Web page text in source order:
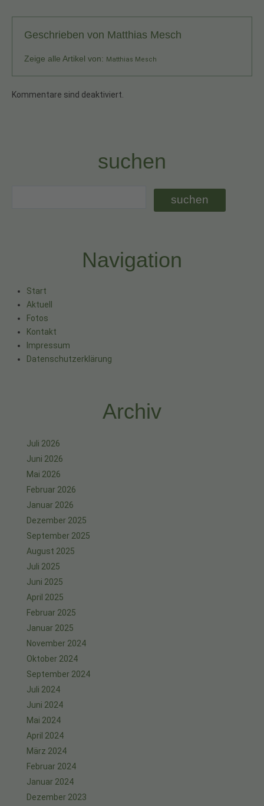
Geschrieben von Matthias Mesch
Zeige alle Artikel von: Matthias Mesch
Kommentare sind deaktiviert.
suchen
Navigation
Start
Aktuell
Fotos
Kontakt
Impressum
Datenschutzerklärung
Archiv
Juli 2026
Juni 2026
Mai 2026
Februar 2026
Januar 2026
Dezember 2025
September 2025
August 2025
Juli 2025
Juni 2025
April 2025
Februar 2025
Januar 2025
November 2024
Oktober 2024
September 2024
Juli 2024
Juni 2024
Mai 2024
April 2024
März 2024
Februar 2024
Januar 2024
Dezember 2023